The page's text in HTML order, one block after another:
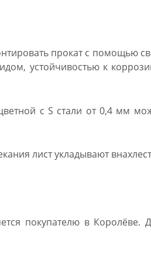
прокат с помощью
устойчивостью к
с S стали от 0,4 мм
лист укладывают
покупателю в Королёве.